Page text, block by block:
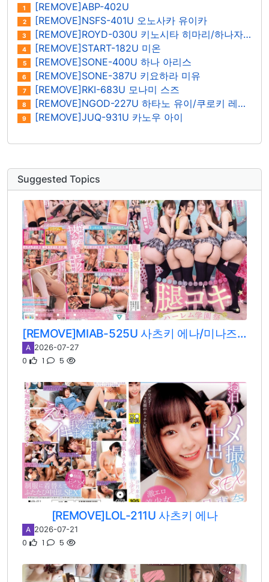
1 [REMOVE]ABP-402U
2 [REMOVE]NSFS-401U 오노사카 유이카
3 [REMOVE]ROYD-030U 키노시타 히마리/하나자와 히마리
4 [REMOVE]START-182U 미온
5 [REMOVE]SONE-400U 하나 아리스
6 [REMOVE]SONE-387U 키요하라 미유
7 [REMOVE]RKI-683U 모나미 스즈
8 [REMOVE]NGOD-227U 하타노 유이/쿠로키 레이나
9 [REMOVE]JUQ-931U 카노우 아이
Suggested Topics
[REMOVE]MIAB-525U 사츠키 에나/미나즈키 히카루/텐마 유이/아키모토 사치카
A 2026-07-27
0 1 5
[REMOVE]LOL-211U 사츠키 에나
A 2026-07-21
0 1 5